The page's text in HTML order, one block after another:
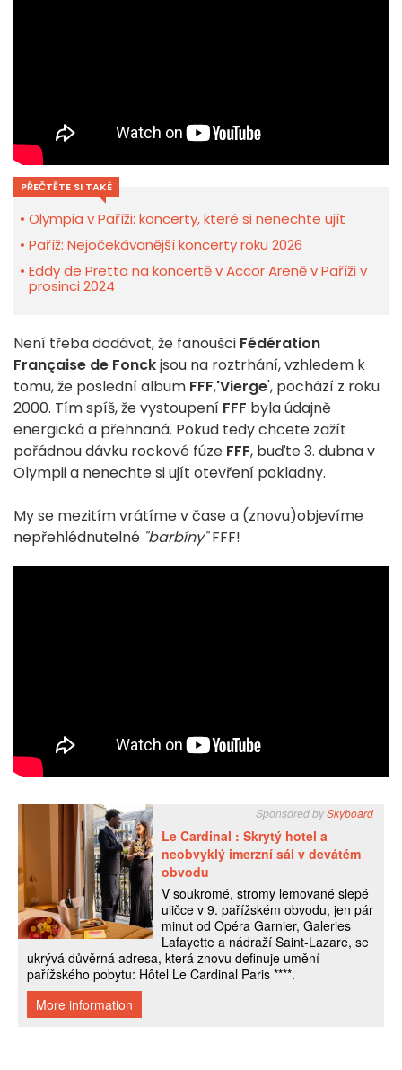
PŘEČTĚTE SI TAKÉ
Olympia v Paříži: koncerty, které si nenechte ujít
Paříž: Nejočekávanější koncerty roku 2026
Eddy de Pretto na koncertě v Accor Areně v Paříži v
prosinci 2024
Není třeba dodávat, že fanoušci Fédération
Française de Fonckjsou na roztrhání, vzhledem k
tomu, že poslední album FFF,'Vierge', pochází z roku
2000. Tím spíš, že vystoupení FFF byla údajně
energická a přehnaná. Pokud tedy chcete zažít
pořádnou dávku rockové fúze FFF, buďte 3. dubna v
Olympii a nenechte si ujít otevření pokladny.
My se mezitím vrátíme v čase a (znovu)objevíme
nepřehlédnutelné "barbíny"FFF!